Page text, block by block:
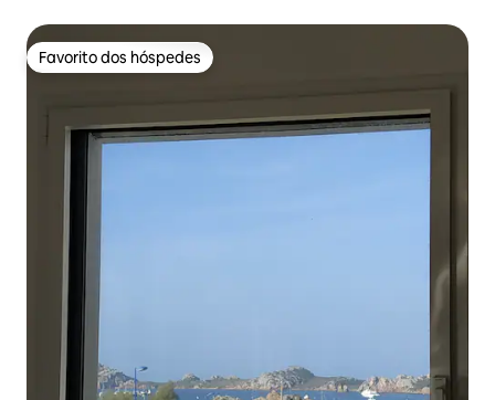
Favorito dos hóspedes
Favorito dos hóspedes